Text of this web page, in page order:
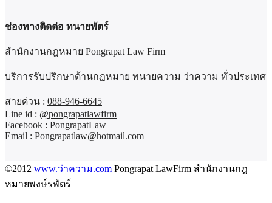
ช่องทางติดต่อ ทนายพัตร์
สำนักงานกฎหมาย Pongrapat Law Firm
บริการรับปรึกษาด้านกฏหมาย ทนายความ ว่าความ ทั่วประเทศ
สายด่วน : 088-946-6645
Line id : @pongrapatlawfirm
Facebook : PongrapatLaw
Email : Pongrapatlaw@hotmail.com
©2012 www.ว่าความ.com Pongrapat LawFirm สำนักงานกฎ
หมายพงษ์รพัตร์